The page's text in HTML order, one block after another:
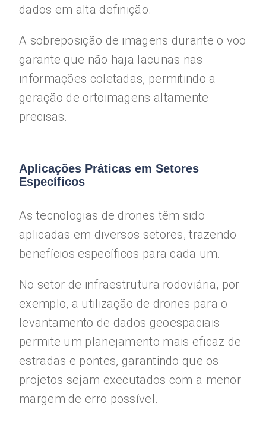
dados em alta definição.
A sobreposição de imagens durante o voo
garante que não haja lacunas nas
informações coletadas, permitindo a
geração de ortoimagens altamente
precisas.
Aplicações Práticas em Setores
Específicos
As tecnologias de drones têm sido
aplicadas em diversos setores, trazendo
benefícios específicos para cada um.
No setor de infraestrutura rodoviária, por
exemplo, a utilização de drones para o
levantamento de dados geoespaciais
permite um planejamento mais eficaz de
estradas e pontes, garantindo que os
projetos sejam executados com a menor
margem de erro possível.